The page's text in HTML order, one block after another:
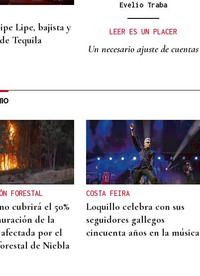
Lipe, bajista y
Tequila
Evelio Traba
LEER ES UN PLACER
Un necesario ajuste de cuentas
50 años el DJ
autor del
"Nightcall"
FORESTAL
cubrirá el 50%
de la
por el
de Niebla
COSTA FEIRA
Loquillo celebra con sus
seguidores gallegos
cincuenta años en la música